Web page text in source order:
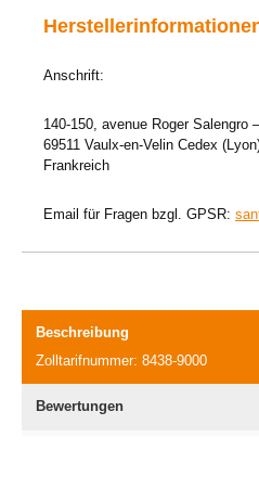
Anschrift:
140-150, avenue Roger Salengro
69511 Vaulx-en-Velin Cedex
Frankreich
Email für Fragen bzgl. GPSR:
Beschreibung
Zolltarifnummer: 8438-9000
Bewertungen